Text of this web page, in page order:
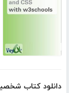
دانلود کتاب